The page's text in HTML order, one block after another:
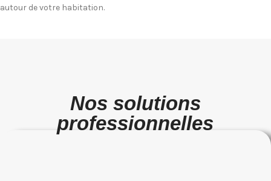
autour de votre habitation.
Nos solutions
professionnelles